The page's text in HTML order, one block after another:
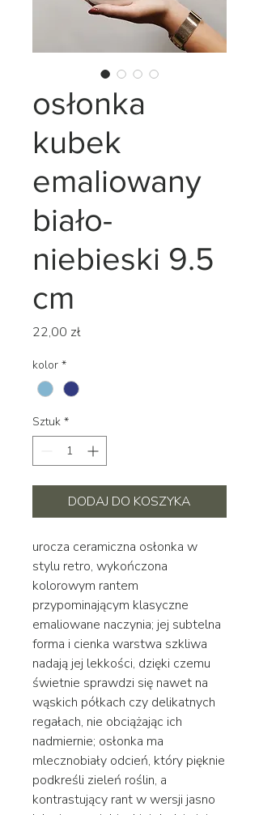
osłonka
kubek
emaliowany
biało-
niebieski 9.5
cm
22,00 złCena
kolor *
Sztuk *
DODAJ DO KOSZYKA
urocza ceramiczna osłonka w
stylu retro, wykończona
kolorowym rantem
przypominającym klasyczne
emaliowane naczynia; jej subtelna
forma i cienka warstwa szkliwa
nadają jej lekkości, dzięki czemu
świetnie sprawdzi się nawet na
wąskich półkach czy delikatnych
regałach, nie obciążając ich
nadmiernie; osłonka ma
mlecznobiały odcień, który pięknie
podkreśli zieleń roślin, a
kontrastujący rant w wersji jasno